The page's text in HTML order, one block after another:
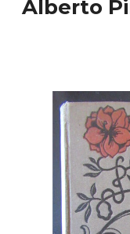
Alberto